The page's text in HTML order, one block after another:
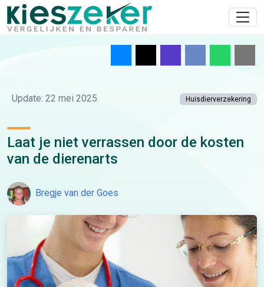
Update: 22 mei 2025 Huisdierverzekering
Laat je niet verrassen door de kosten
van de dierenarts
Bregje van der Goes